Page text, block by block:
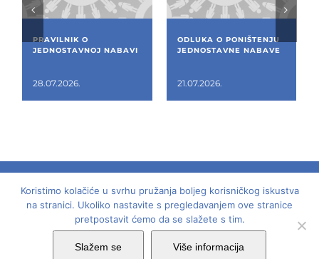
PRAVILNIK O
JEDNOSTAVNOJ NABAVI
28.07.2026.
ODLUKA O PONIŠTENJU
JEDNOSTAVNE NABAVE
21.07.2026.
© 2018 -2026 | Dom mladih - Laginjina 15, Rijeka,
OIB: 62799759990 | Sva prava pridržana | Dizajn:
Studio Komplit
Koristimo kolačiće u svrhu pružanja boljeg korisničkog iskustva
na stranici. Ukoliko nastavite s pregledavanjem ove stranice
pretpostavit ćemo da se slažete s tim.
Slažem se Više informacija